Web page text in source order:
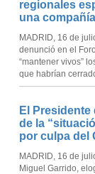
regionales
una
MADRID, 16 de
denunció en el
“mantener vivos”
que habrían
El Presidente
de la
por culpa del
MADRID, 16 de
Miguel Garrido,